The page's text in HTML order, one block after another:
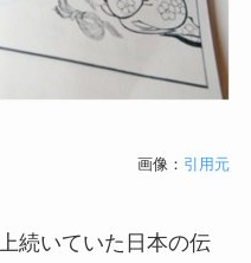
画像： 引用元
続いていた日本の伝